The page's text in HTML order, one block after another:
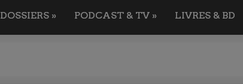
DOSSIERS » PODCAST & TV » LIVRES & BD